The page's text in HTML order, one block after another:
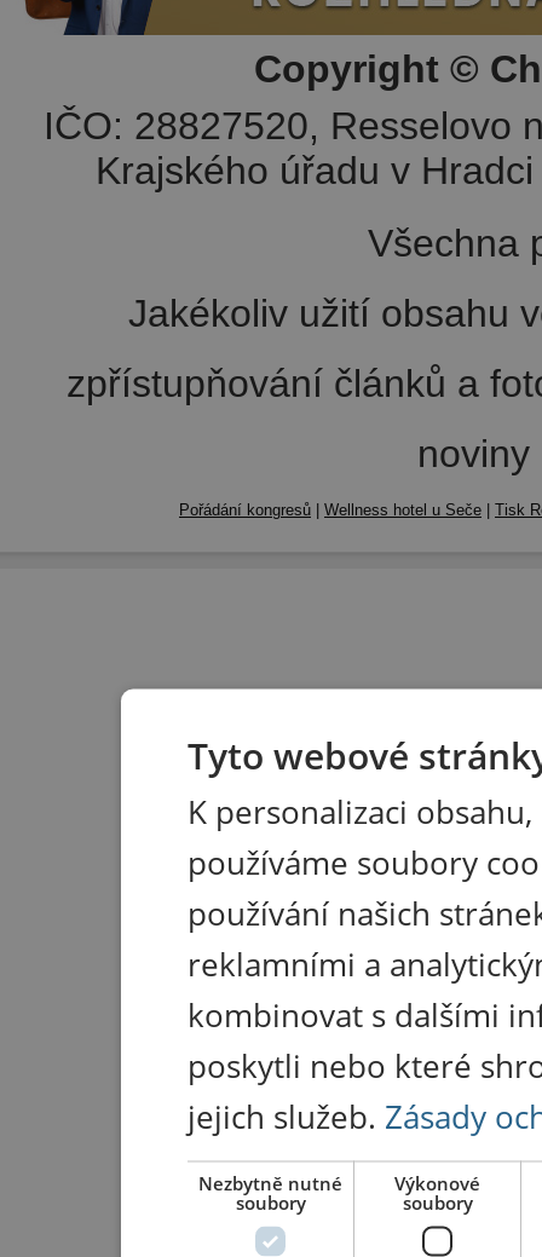
Copyright ©
IČO: 28827520, Resselovo
Krajského úřadu v
Všechna
Jakékoliv užití obsahu
zpřístupňování článků a
Pořádání kongresů Wellness hotel u Seče Tisk
Tyto webové
K personalizaci
používáme soubory
používání našich
reklamními a
kombinovat s dalšími
poskytli nebo které
jejich služeb. Zásady
Nezbytně nutné
soubory
Výkonové
soubory